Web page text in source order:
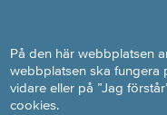
På den här webbplatsen
webbplatsen ska fungera
vidare eller på ”Jag
cookies.